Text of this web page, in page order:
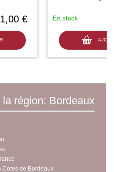
€ En stock
région: Bordeaux
Cotes de Bordeaux